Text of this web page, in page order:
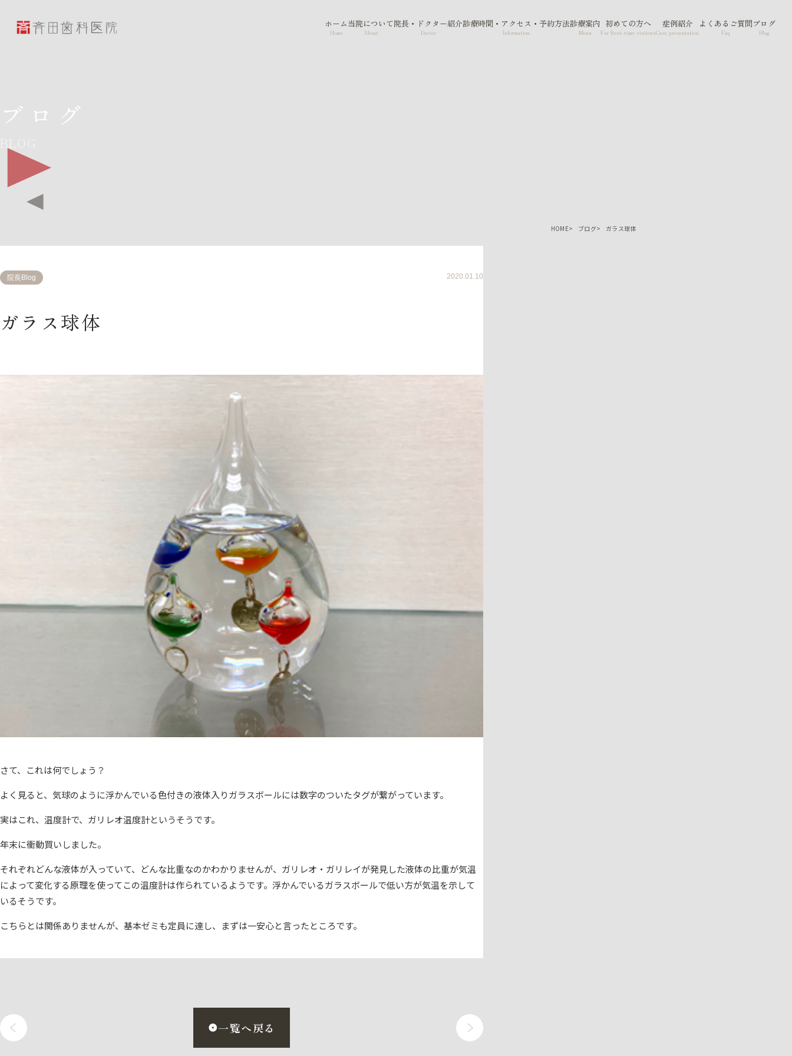
斉田歯科医院
ホーム
Home
当院について
About
院長・ドクター紹介
Doctor
診療時間・アクセス・予約方法
Information
診療案内
Menu
初めての方へ
For first-time visitors
症例紹介
Case presentation
よくあるご質問
Faq
ブログ
Blog
ブログ
HOME ブログ ガラス球体
院長Blog 2020.01.10
ガラス球体
さて、これは何でしょう？
よく見ると、気球のように浮かんでいる色付きの液体入りガラスボールには数字のついたタグが繋がっています。
実はこれ、温度計で、ガリレオ温度計というそうです。
年末に衝動買いしました。
それぞれどんな液体が入っていて、どんな比重なのかわかりませんが、ガリレオ・ガリレイが発見した液体の比重が気温
によって変化する原理を使ってこの温度計は作られているようです。浮かんでいるガラスボールで低い方が気温を示して
いるそうです。
こちらとは関係ありませんが、基本ゼミも定員に達し、まずは一安心と言ったところです。
一覧へ戻る